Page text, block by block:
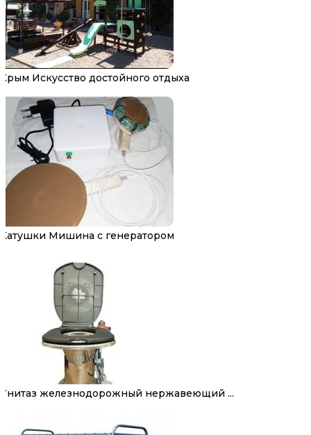
Крым Искусство достойного отдыха
Катушки Мишина с генератором
Унитаз железнодорожный нержавеющий ...